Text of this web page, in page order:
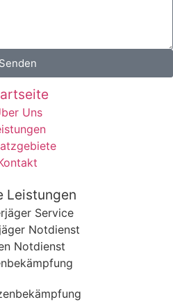
Senden
Uns
Leistungen
Service
Notdienst
Notdienst